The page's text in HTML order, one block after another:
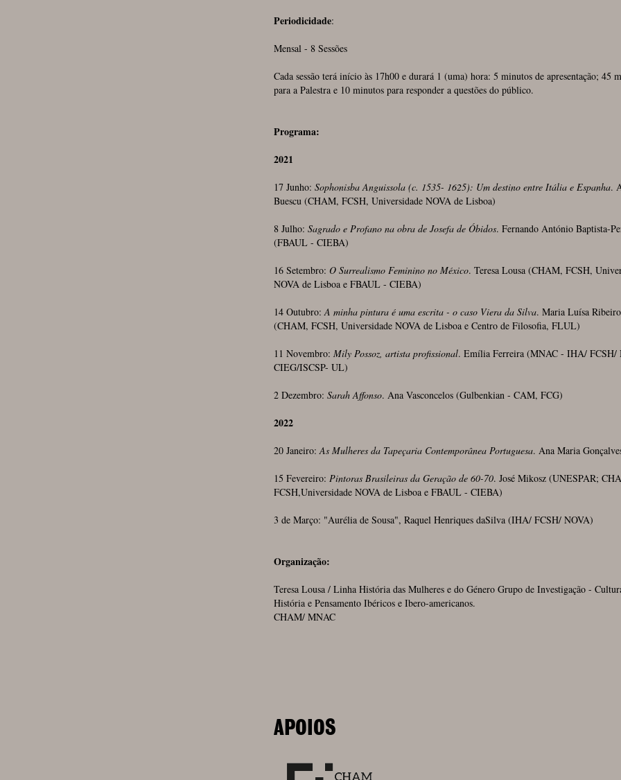
Periodicidade:
Mensal - 8 Sessões
Cada sessão terá início às 17h00 e durará 1 (uma) hora: 5 minutos de apresentação; 45
para a Palestra e 10 minutos para responder a questões do público.
Programa:
2021
17 Junho: Sophonisba Anguissola (c. 1535- 1625): Um destino entre Itália e Espanha.
Buescu (CHAM, FCSH, Universidade NOVA de Lisboa)
8 Julho: Sagrado e Profano na obra de Josefa de Óbidos. Fernando António Baptista-
(FBAUL - CIEBA)
16 Setembro: O Surrealismo Feminino no México. Teresa Lousa (CHAM, FCSH,
NOVA de Lisboa e FBAUL - CIEBA)
14 Outubro:A minha pintura é uma escrita - o caso Viera da Silva. Maria Luísa
(CHAM, FCSH, Universidade NOVA de Lisboa e Centro de Filosofia, FLUL)
11 Novembro: Mily Possoz, artista profissional. Emília Ferreira (MNAC - IHA/ FCSH/
CIEG/ISCSP- UL)
2 Dezembro: Sarah Affonso. Ana Vasconcelos (Gulbenkian - CAM, FCG)
2022
20 Janeiro:As Mulheres da Tapeçaria Contemporânea Portuguesa. Ana Maria
15 Fevereiro: Pintoras Brasileiras da Geração de 60-70. José Mikosz (UNESPAR;
FCSH,Universidade NOVA de Lisboa e FBAUL - CIEBA)
3 de Março: "Aurélia de Sousa", Raquel Henriques daSilva (IHA/ FCSH/ NOVA)
Organização:
Teresa Lousa / Linha História das Mulheres e do Género Grupo de Investigação -
História e Pensamento Ibéricos e Ibero-americanos.
CHAM/ MNAC
APOIOS